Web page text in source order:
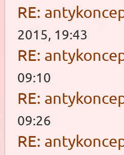
RE:
2015, 19:43
RE:
09:10
RE:
09:26
RE: